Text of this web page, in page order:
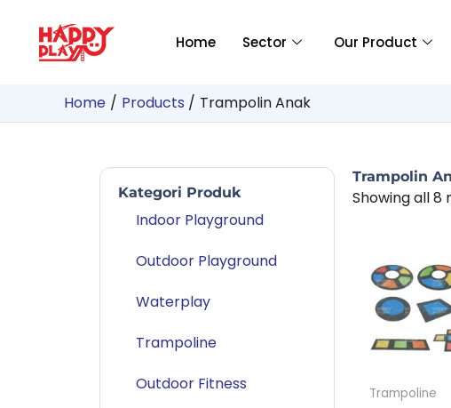
content
Home Sector Our Product
Home Products Trampolin Anak
Kategori Produk
Indoor Playground
Outdoor Playground
Waterplay
Trampoline
Outdoor Fitness
Trampolin
Showing all 8
Trampoline